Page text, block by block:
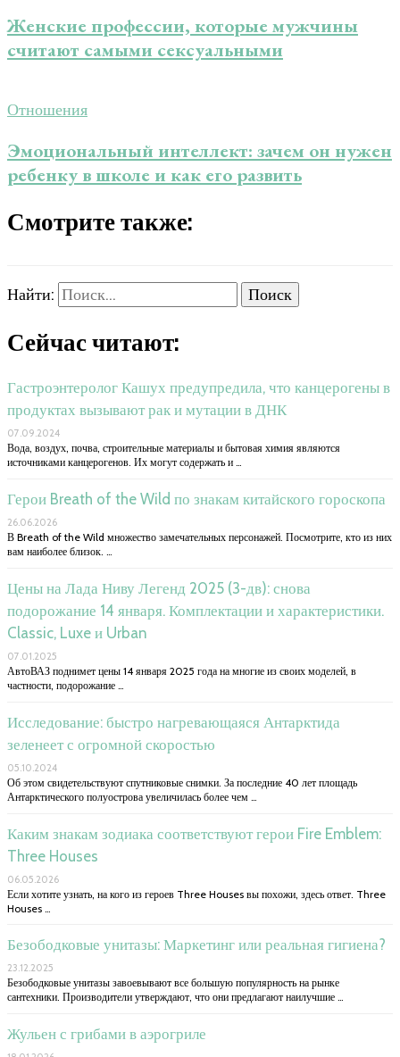
Женские профессии, которые мужчины
считают самыми сексуальными
Отношения
Эмоциональный интеллект: зачем он нужен
ребенку в школе и как его развить
Смотрите также:
Найти:
Сейчас читают:
Гастроэнтеролог Кашух предупредила, что канцерогены в
продуктах вызывают рак и мутации в ДНК
07.09.2024
Вода, воздух, почва, строительные материалы и бытовая химия являются
источниками канцерогенов. Их могут содержать и …
Герои Breath of the Wild по знакам китайского гороскопа
26.06.2026
В Breath of the Wild множество замечательных персонажей. Посмотрите, кто из них
вам наиболее близок. …
Цены на Лада Ниву Легенд 2025 (3-дв): снова
подорожание 14 января. Комплектации и характеристики.
Classic, Luxe и Urban
07.01.2025
АвтоВАЗ поднимет цены 14 января 2025 года на многие из своих моделей, в
частности, подорожание …
Исследование: быстро нагревающаяся Антарктида
зеленеет с огромной скоростью
05.10.2024
Об этом свидетельствуют спутниковые снимки. За последние 40 лет площадь
Антарктического полуострова увеличилась более чем …
Каким знакам зодиака соответствуют герои Fire Emblem:
Three Houses
06.05.2026
Если хотите узнать, на кого из героев Three Houses вы похожи, здесь ответ. Three
Houses …
Безободковые унитазы: Маркетинг или реальная гигиена?
23.12.2025
Безободковые унитазы завоевывают все большую популярность на рынке
сантехники. Производители утверждают, что они предлагают наилучшие …
Жульен с грибами в аэрогриле